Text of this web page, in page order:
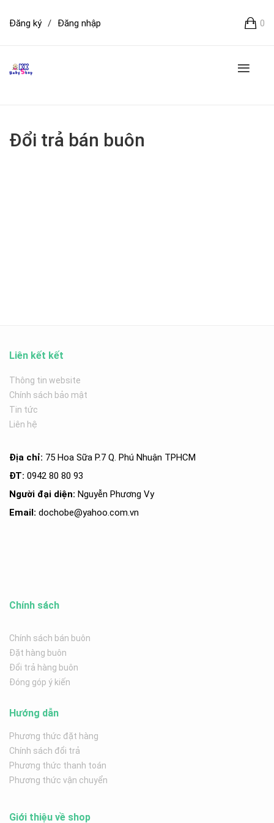
0
Đăng ký / Đăng nhập
Đổi trả bán buôn
Liên kết kết
Thông tin website
Chính sách bảo mật
Tin tức
Liên hệ
Địa chỉ: 75 Hoa Sữa P.7 Q. Phú Nhuận TPHCM
ĐT: 0942 80 80 93
Người đại diện: Nguyễn Phương Vy
Email: dochobe@yahoo.com.vn
Chính sách
Chính sách bán buôn
Đặt hàng buôn
Đổi trả hàng buôn
Đóng góp ý kiến
Hướng dẫn
Phương thức đặt hàng
Chính sách đổi trả
Phương thức thanh toán
Phương thức vận chuyển
Giới thiệu về shop